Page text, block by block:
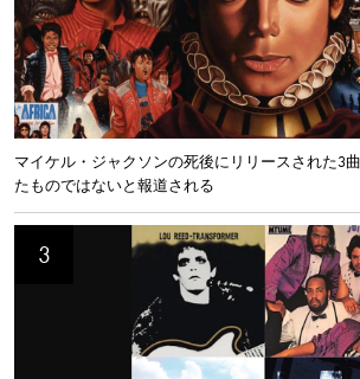
マイケル・ジャクソンの死後にリリースされた3
たものではないと報道される